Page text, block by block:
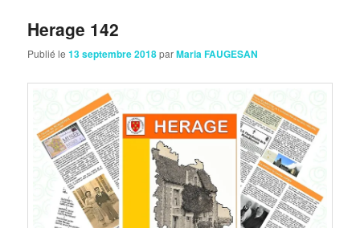
Herage 142
Publié le13 septembre 2018parMaria FAUGESAN